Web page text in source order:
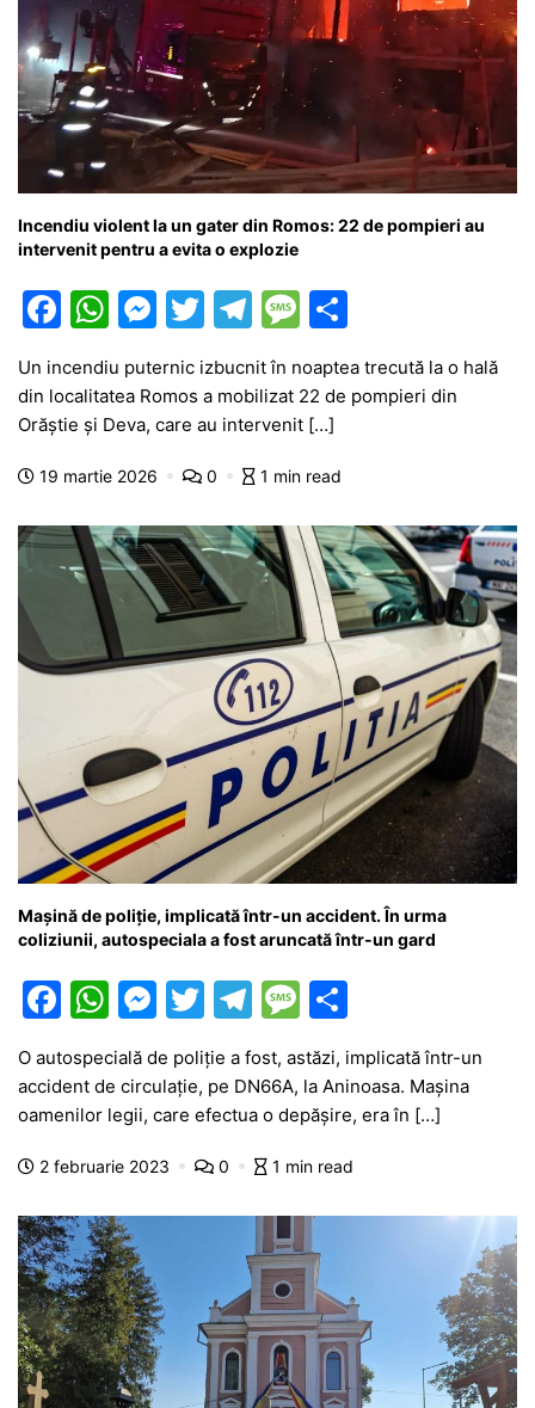
Incendiu violent la un gater din Romos: 22 de pompieri au
intervenit pentru a evita o explozie
F
c
e
b
o
o
k
W
at
s
A
p
M
s
s
e
g
er
T
itt
er
T
e
gr
a
m
M
s
s
a
g
e
ta
ă
Un incendiu puternic izbucnit în noaptea trecută la o hală
din localitatea Romos a mobilizat 22 de pompieri din
Orăștie și Deva, care au intervenit […]
19 martie 2026 0 1 min read
Mașină de poliție, implicată într-un accident. În urma
coliziunii, autospeciala a fost aruncată într-un gard
F
c
e
b
o
o
k
W
at
s
A
p
p
M
s
s
e
n
g
T
itt
er
T
e
gr
a
m
M
s
s
a
e
ta
je
a
ă
O autospecială de poliție a fost, astăzi, implicată într-un
accident de circulație, pe DN66A, la Aninoasa. Mașina
oamenilor legii, care efectua o depășire, era în […]
2 februarie 2023 0 1 min read